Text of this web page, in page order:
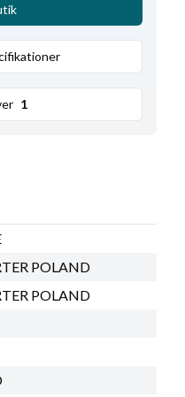
1
POLAND
POLAND